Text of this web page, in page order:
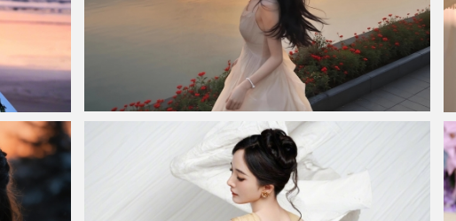
美女回眸 城市湖水倒影 4K桌面壁纸